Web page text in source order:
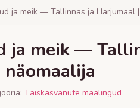
ja meik — Tallinnas ja Harjumaal
ja meik —
näomaalija
Täiskasvanute maalingud